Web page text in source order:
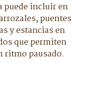
puede incluir en
puentes
y estancias en
que permiten
ritmo pausado.